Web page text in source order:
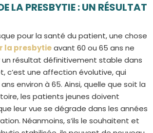
LA PRESBYTIE : UN RÉSULTAT
pour la santé du patient, une chose
la presbytieavant 60 ou 65 ans ne
résultat définitivement stable dans
c’est une affection évolutive, qui
environ à 65. Ainsi, quelle que soit la
les patients jeunes doivent
leur vue se dégrade dans les années
Néanmoins, s’ils le souhaitent et